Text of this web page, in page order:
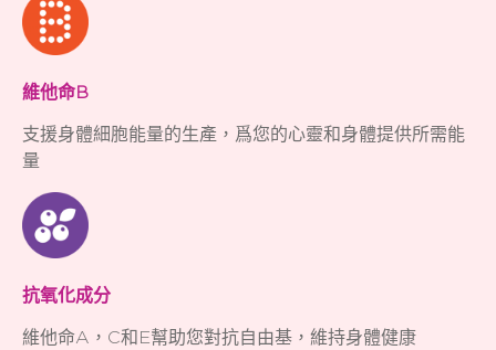
維他命B
支援身體細胞能量的生產，爲您的心靈和身體提供所需能
量
抗氧化成分​
維他命A，C和E幫助您對抗自由基，維持身體健康